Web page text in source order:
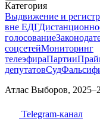
Категория
Выдвижение и
вне ЕДГ
голосование
соцсетейМониторинг
телеэфираПартии
депутатовСуд
Атлас Выборов,
Telegram-канал